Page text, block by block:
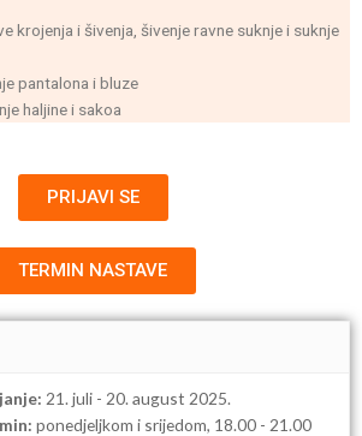
krojenja i šivenja, šivenje ravne suknje i suknje
pantalona i bluze
haljine i sakoa
PRIJAVI SE
TERMIN NASTAVE
21. juli - 20. august 2025.
ponedjeljkom i srijedom, 18.00 - 21.00